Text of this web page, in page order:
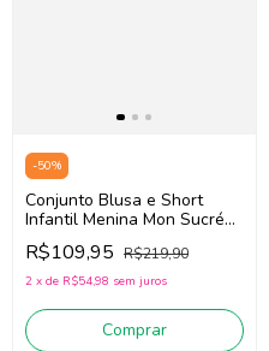
-50%
Conjunto Blusa e Short
Infantil Menina Mon Sucré
138020038 (Preto/Verde)
R$109,95 R$219,90
2 x de R$54,98 sem juros
Comprar